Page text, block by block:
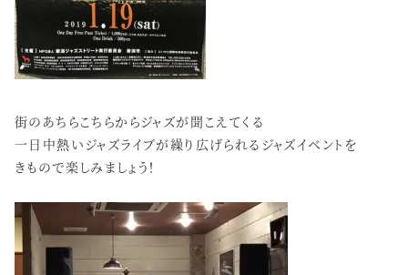
街のあちらこちらからジャズが聞こえてくる
一日中熱いジャズライブが繰り広げられるジャズイベントを
きもので楽しみましょう！